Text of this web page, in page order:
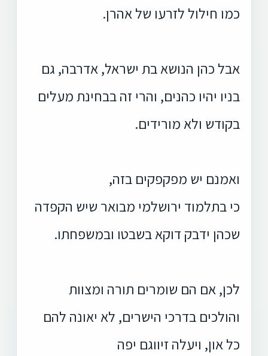
כמו חילול לזרעו של אהרן.
אבל כהן הנושא בת ישראל, אדרבה, גם
בניו יהיו כהנים, והרי זה בבחינת מעלים
בקודש ולא מורידים.
ואמנם יש מפקפקים בזה,
כי בתלמוד ירושלמי מבואר שיש הקפדה
שכהן ידבק דוקא בשבטו ובמשפחתו.
לכן, אם הם שומרים תורה ומצוות
והולכים בדרכי הישרים, לא יאונה להם
כל און, ויעלה זיווגם יפה